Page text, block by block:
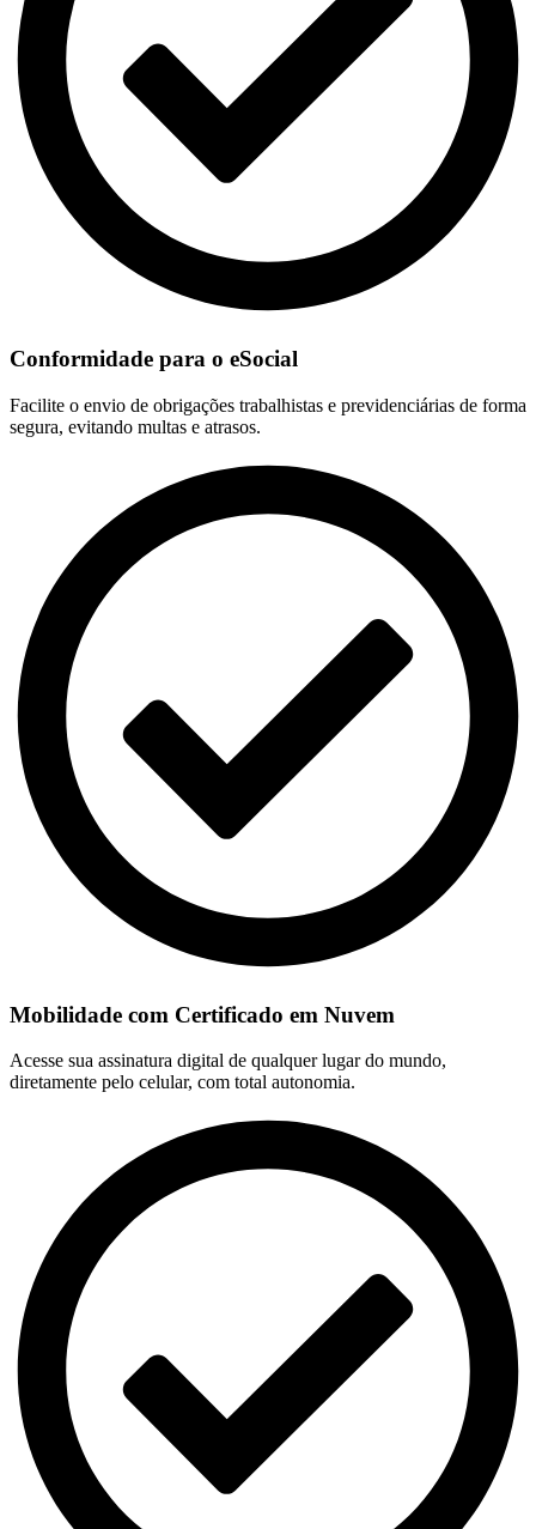
Conformidade para o eSocial
Facilite o envio de obrigações trabalhistas e previdenciárias de forma
segura, evitando multas e atrasos.
Mobilidade com Certificado em Nuvem
Acesse sua assinatura digital de qualquer lugar do mundo,
diretamente pelo celular, com total autonomia.